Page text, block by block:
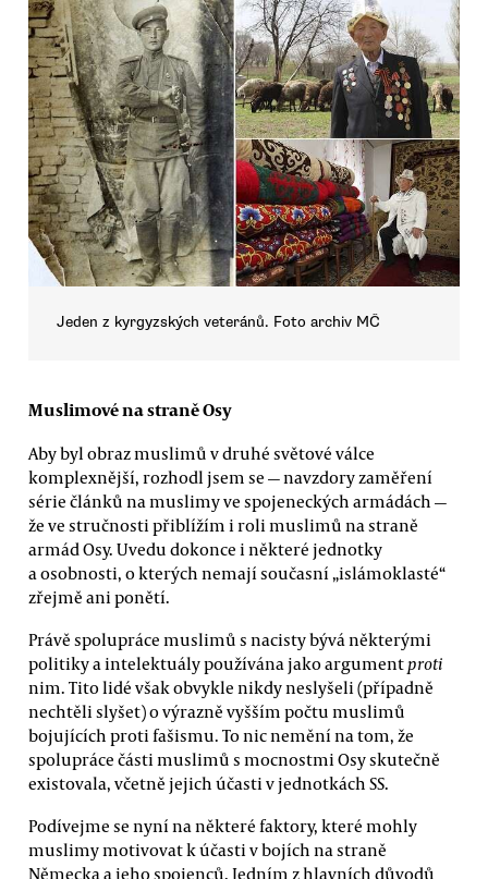
Jeden z kyrgyzských veteránů. Foto archiv MČ
Muslimové na straně Osy
Aby byl obraz muslimů v druhé světové válce
komplexnější, rozhodl jsem se — navzdory zaměření
série článků na muslimy ve spojeneckých armádách —
že ve stručnosti přiblížím i roli muslimů na straně
armád Osy. Uvedu dokonce i některé jednotky
a osobnosti, o kterých nemají současní „islámoklasté“
zřejmě ani ponětí.
Právě spolupráce muslimů s nacisty bývá některými
politiky a intelektuály používána jako argumentproti
nim. Tito lidé však obvykle nikdy neslyšeli (případně
nechtěli slyšet) o výrazně vyšším počtu muslimů
bojujících proti fašismu. To nic nemění na tom, že
spolupráce části muslimů s mocnostmi Osy skutečně
existovala, včetně jejich účasti v jednotkách SS.
Podívejme se nyní na některé faktory, které mohly
muslimy motivovat k účasti v bojích na straně
Německa a jeho spojenců. Jedním z hlavních důvodů